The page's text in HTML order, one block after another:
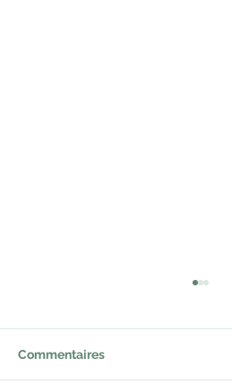
La crise – ou plutôt les
Proche-Orient depuis
Commentaires